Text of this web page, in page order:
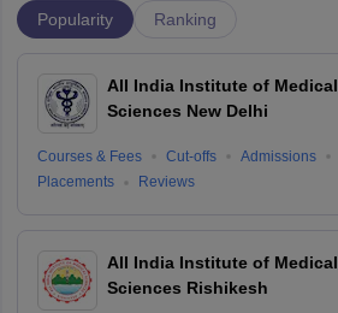
Popularity Ranking
All India Institute of Medical
Sciences New Delhi
Courses & Fees Cut-offs
Admissions
Placements
Reviews
All India Institute of Medical
Sciences Rishikesh